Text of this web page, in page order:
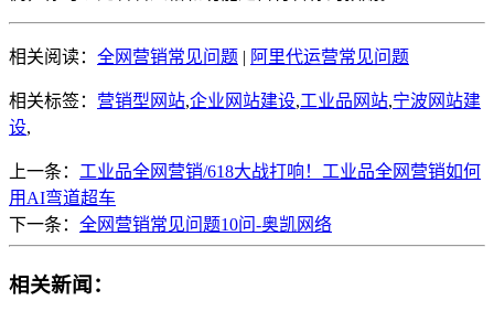
相关阅读： 全网营销常见问题 | 阿里代运营常见问题
相关标签： 营销型网站,企业网站建设,工业品网站,宁波网站建
设,
上一条： 工业品全网营销/618大战打响！工业品全网营销如何
用AI弯道超车
下一条： 全网营销常见问题10问-奥凯网络
相关新闻：